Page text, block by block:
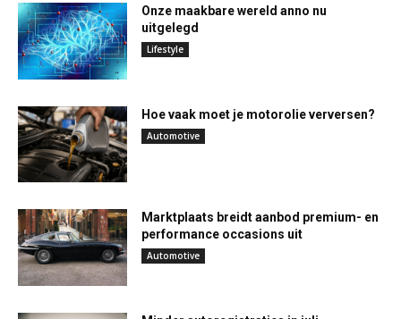
Onze maakbare wereld anno nu
uitgelegd
Lifestyle
Hoe vaak moet je motorolie verversen?
Automotive
Marktplaats breidt aanbod premium- en
performance occasions uit
Automotive